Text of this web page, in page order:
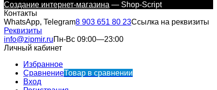
Создание интернет-магазина — Shop-Script
Контакты
WhatsApp, Telegram8 903 651 80 23Ссылка на реквизиты
Реквизиты
info@zipmir.ruПн-Вс 09:00—23:00
Личный кабинет
Избранное
СравнениеТовар в сравнении
Вход